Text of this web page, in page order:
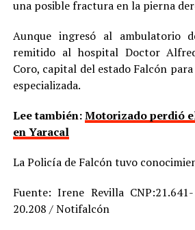
una posible fractura en la pierna
Aunque ingresó al ambulatorio
remitido al hospital Doctor
Coro, capital del estado Falcón
especializada.
Lee también:Motorizado perdió
en Yaracal
La Policía de Falcón tuvo
Fuente: Irene Revilla
20.208 / Notifalcón